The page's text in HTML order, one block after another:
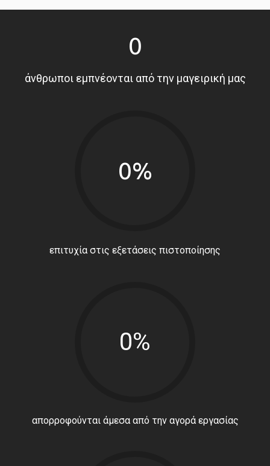
0
άνθρωποι εμπνέονται από την μαγειρική μας
0%
επιτυχία στις εξετάσεις πιστοποίησης
0%
απορροφούνται άμεσα από την αγορά εργασίας